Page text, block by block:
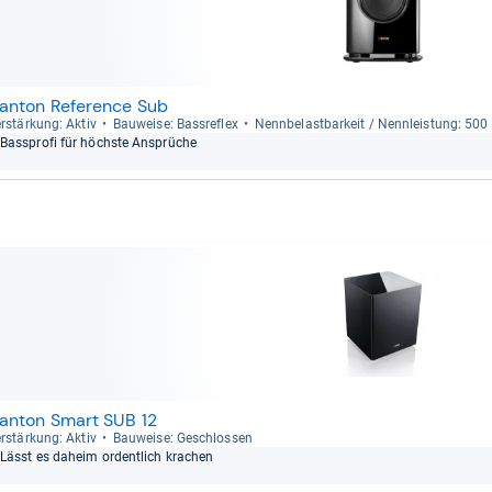
Reference Sub
Aktiv Bau­weise: Bass­re­flex
Nenn­be­last­bar­keit / Nenn­leis­tung: 500
Bass­profi für höchste Ansprü­che
Smart SUB 12
Aktiv
Bau­weise: Geschlos­sen
Lässt es daheim ordent­lich kra­chen